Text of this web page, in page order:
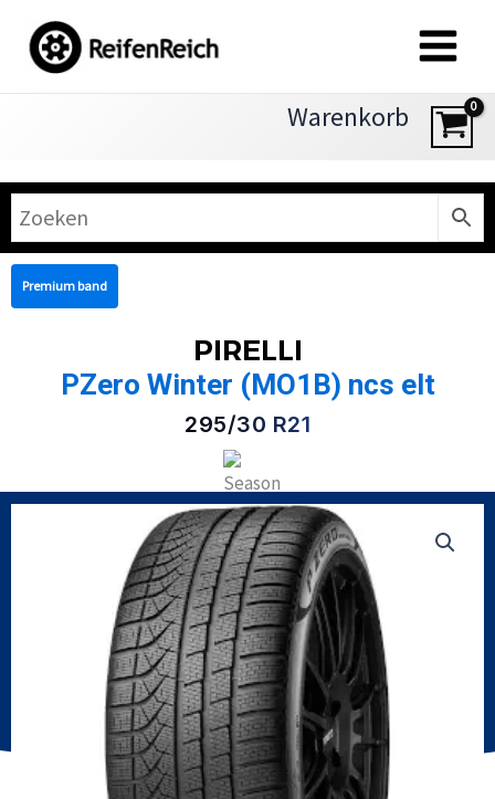
Inhalt
springen
Warenkorb
Premium band
PIRELLI
PZero Winter (MO1B) ncs elt
295/30 R21